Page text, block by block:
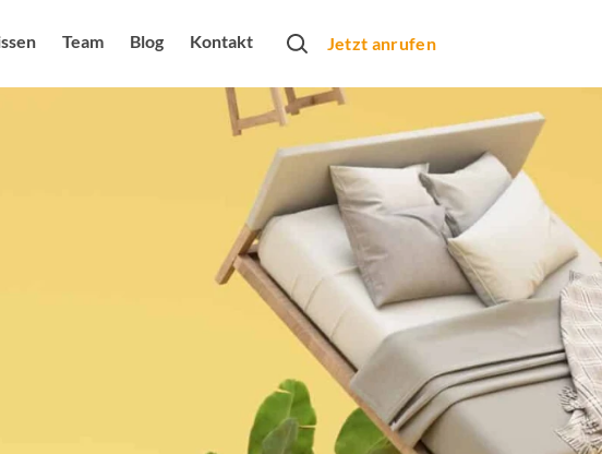
Team Blog Kontakt Jetzt anrufen